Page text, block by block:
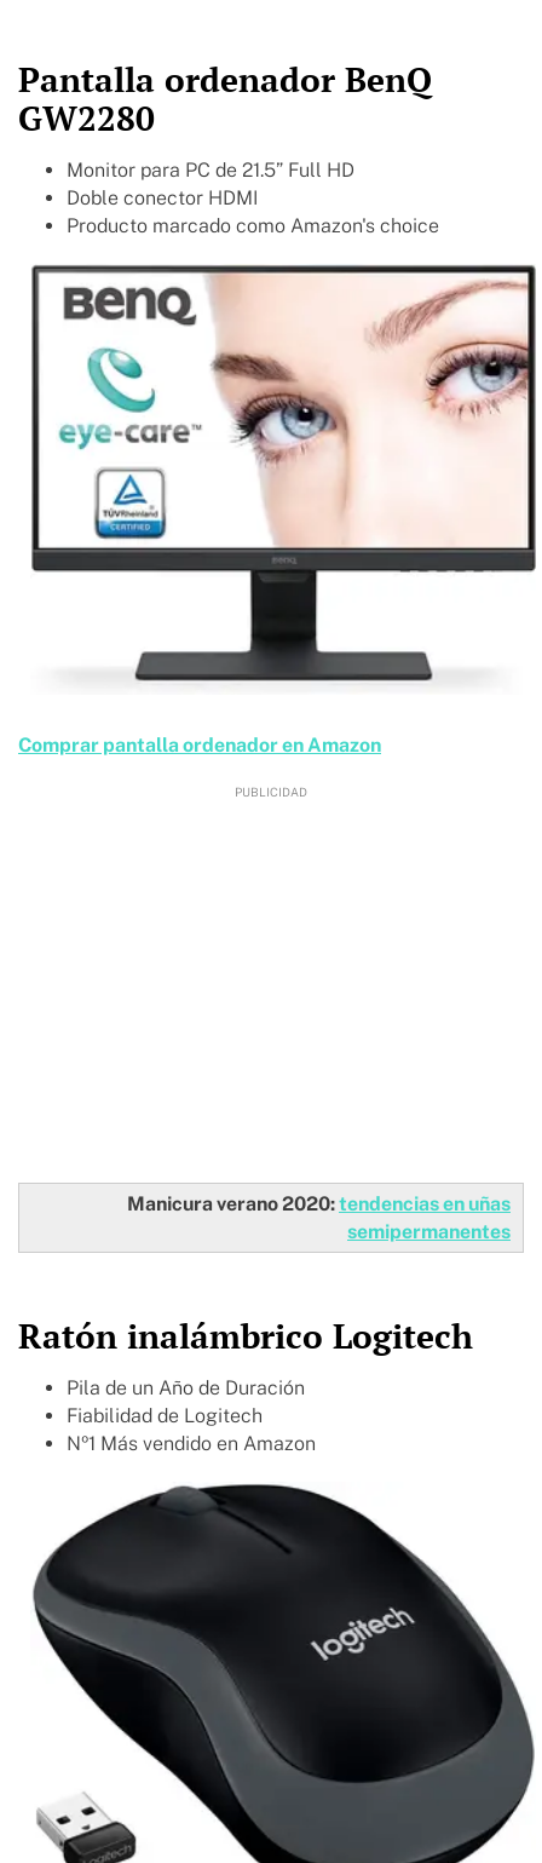
Pantalla ordenador BenQ
GW2280
Monitor para PC de 21.5” Full HD
Doble conector HDMI
Producto marcado como Amazon's choice
Comprar pantalla ordenador en Amazon
Manicura verano 2020:tendencias en uñas
semipermanentes
Ratón inalámbrico Logitech
Pila de un Año de Duración
Fiabilidad de Logitech
Nº1 Más vendido en Amazon